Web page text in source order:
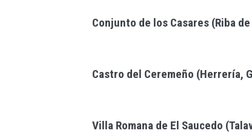
Conjunto de los Casares (Riba
Castro del Ceremeño (Herrería,
Villa Romana de El Saucedo